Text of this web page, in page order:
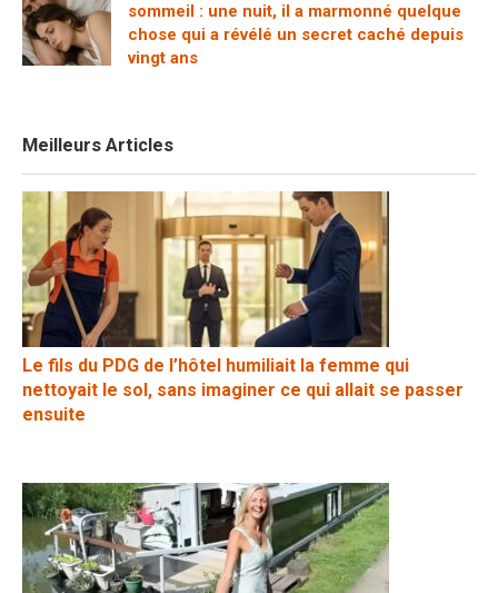
sommeil : une nuit, il a marmonné quelque
chose qui a révélé un secret caché depuis
vingt ans
Meilleurs Articles
Le fils du PDG de l’hôtel humiliait la femme qui
nettoyait le sol, sans imaginer ce qui allait se passer
ensuite